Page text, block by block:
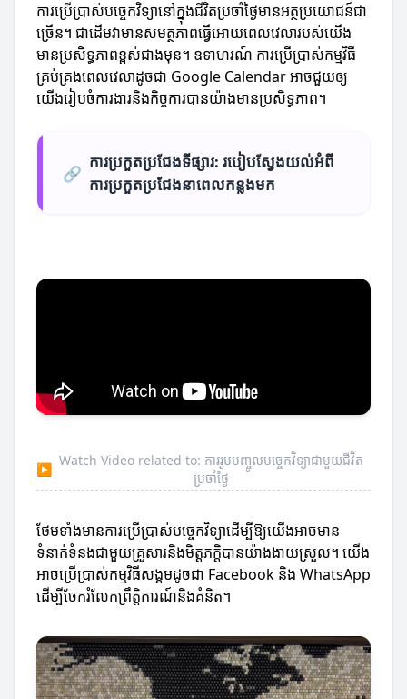
ការប្រើប្រាស់បច្ចេកវិទ្យានៅក្នុងជីវិតប្រចាំថ្ងៃមានអត្ថប្រយោជន៍ជា
ច្រើន។ ជាដើមវាមានសមត្ថភាពធ្វើអោយពេលវេលារបស់យើង
មានប្រសិទ្ធភាពខ្ពស់ជាងមុន។ ឧទាហរណ៍ ការប្រើប្រាស់កម្មវិធី
គ្រប់គ្រងពេលវេលាដូចជា Google Calendar អាចជួយឲ្យ
យើងរៀបចំការងារនិងកិច្ចការបានយ៉ាងមានប្រសិទ្ធភាព។
🔗
ការប្រកួតប្រជែងទីផ្សារ: របៀបស្វែងយល់អំពី
ការប្រកួតប្រជែងនាពេលកន្លងមក
▶
Watch Video related to: ការរួមបញ្ចូលបច្ចេកវិទ្យាជាមួយជីវិត
ប្រចាំថ្ងៃ
ថែមទាំងមានការប្រើប្រាស់បច្ចេកវិទ្យាដើម្បីឱ្យយើងអាចមាន
ទំនាក់ទំនងជាមួយគ្រួសារនិងមិត្តភក្តិបានយ៉ាងងាយស្រួល។ យើង
អាចប្រើប្រាស់កម្មវិធីសង្គមដូចជា Facebook និង WhatsApp
ដើម្បីចែករំលែកព្រឹត្តិការណ៍និងគំនិត។